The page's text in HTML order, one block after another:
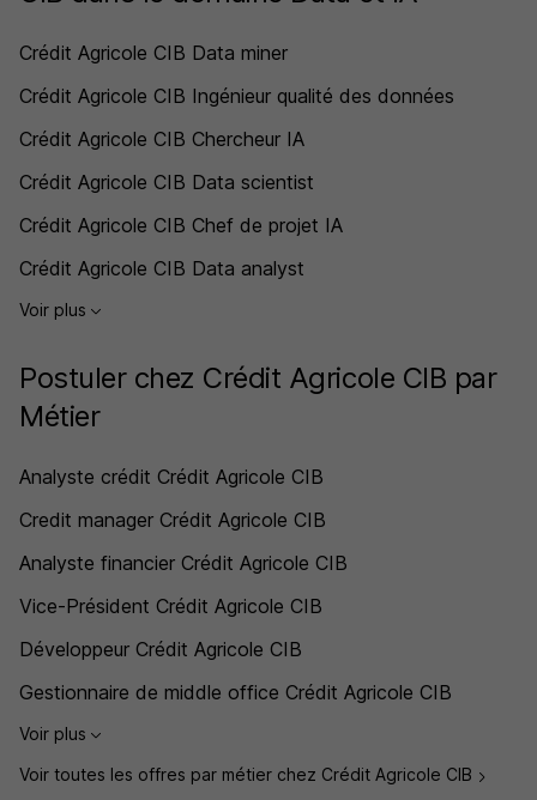
Crédit Agricole CIB Data miner
Crédit Agricole CIB Ingénieur qualité des données
Crédit Agricole CIB Chercheur IA
Crédit Agricole CIB Data scientist
Crédit Agricole CIB Chef de projet IA
Crédit Agricole CIB Data analyst
Voir plus
Postuler chez Crédit Agricole CIB par
Métier
Analyste crédit Crédit Agricole CIB
Credit manager Crédit Agricole CIB
Analyste financier Crédit Agricole CIB
Vice-Président Crédit Agricole CIB
Développeur Crédit Agricole CIB
Gestionnaire de middle office Crédit Agricole CIB
Voir plus
Voir toutes les offres par métier chez Crédit Agricole CIB